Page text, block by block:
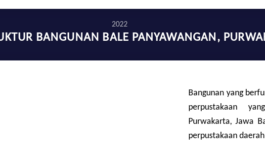
2022
BANGUNAN BALE PANYAWANGAN,
Bangunan yang
perpustakaan
Purwakarta, Jawa
perpustakaan